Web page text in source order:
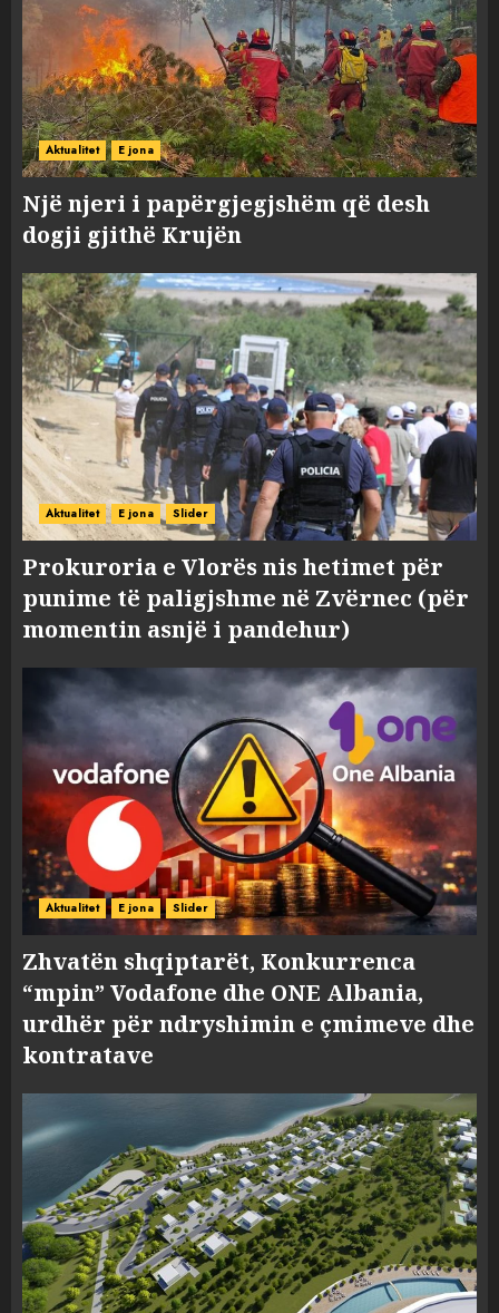
Aktualitet E jona
Një njeri i papërgjegjshëm që desh
dogji gjithë Krujën
Aktualitet E jona Slider
Prokuroria e Vlorës nis hetimet për
punime të paligjshme në Zvërnec (për
momentin asnjë i pandehur)
Aktualitet E jona Slider
Zhvatën shqiptarët, Konkurrenca
“mpin” Vodafone dhe ONE Albania,
urdhër për ndryshimin e çmimeve dhe
kontratave